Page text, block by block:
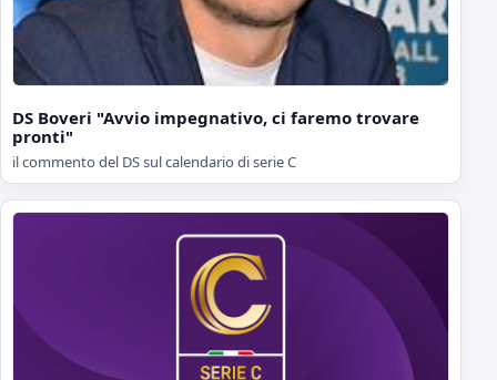
DS Boveri "Avvio impegnativo, ci faremo trovare
pronti"
il commento del DS sul calendario di serie C